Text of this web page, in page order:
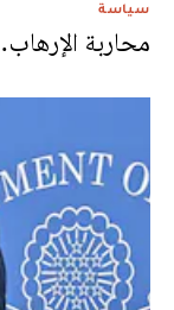
سياسة
محاربة